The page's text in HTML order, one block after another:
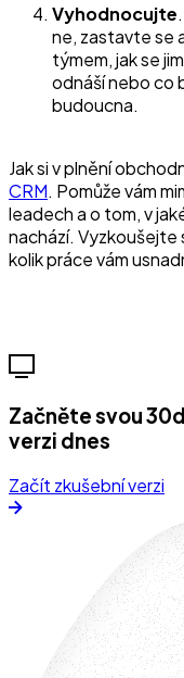
Vyhodnocujte
ne, zastavte se
týmem, jak se
odnáší nebo co
budoucna.
Jak si v plnění
CRM. Pomůže vám
leadech a o tom, v
nachází. Vyzkoušejte
kolik práce vám
Začněte svou
verzi dnes
Začít zkušební verzi